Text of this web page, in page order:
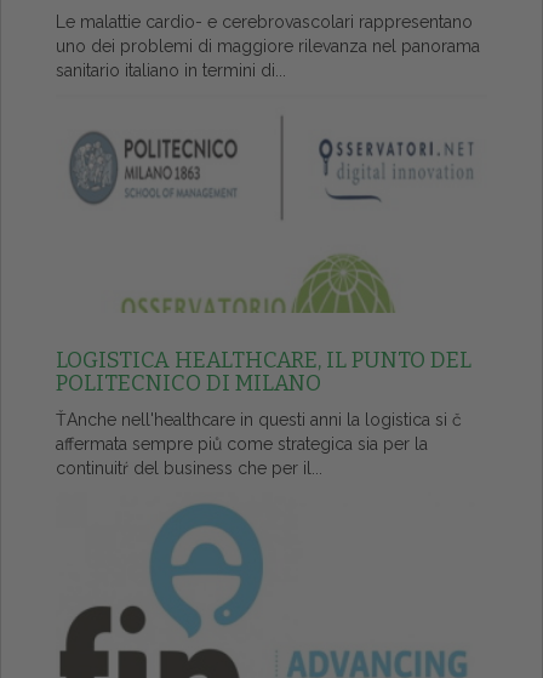
Le malattie cardio- e cerebrovascolari rappresentano
uno dei problemi di maggiore rilevanza nel panorama
sanitario italiano in termini di...
LOGISTICA HEALTHCARE, IL PUNTO DEL
POLITECNICO DI MILANO
ŤAnche nell'healthcare in questi anni la logistica si č
affermata sempre piů come strategica sia per la
continuitŕ del business che per il...